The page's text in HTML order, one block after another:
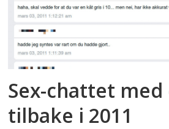
Sex-chattet med
tilbake i 2011